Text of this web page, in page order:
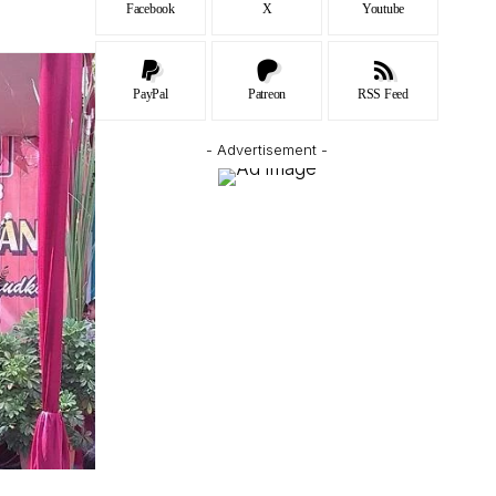
Facebook X Youtube
PayPal Patreon RSS Feed
- Advertisement -